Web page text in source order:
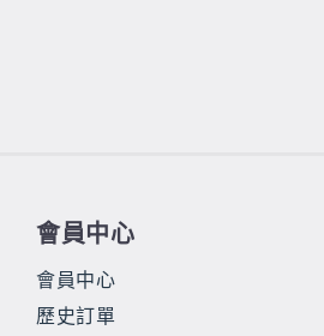
會員中心
會員中心
歷史訂單